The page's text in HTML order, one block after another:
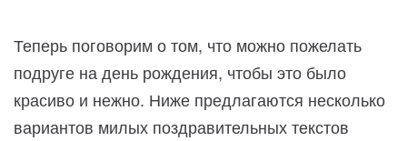
Теперь поговорим о том, что можно пожелать
подруге на день рождения, чтобы это было
красиво и нежно. Ниже предлагаются несколько
вариантов милых поздравительных текстов